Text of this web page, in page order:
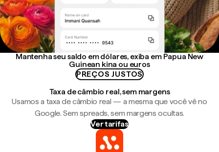
Mantenha seu saldo em dólares, exiba em Papua New
Guinean kina ou euros
PREÇOS JUSTOS
Taxa de câmbio real, sem margens
Usamos a taxa de câmbio real — a mesma que você vê no
Google. Sem spreads, sem margens ocultas.
Ver tarifas